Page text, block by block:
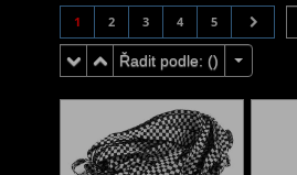
1 2 3 4 5
Řadit podle: ()